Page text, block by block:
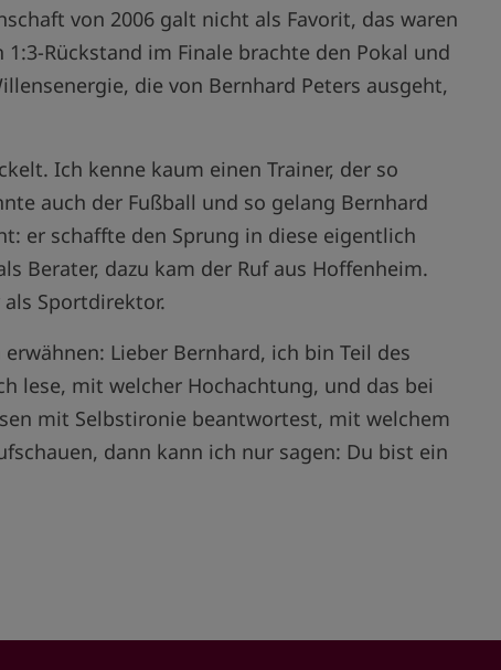
von 2006 galt nicht als Favorit, das waren
Rückstand im Finale brachte den Pokal und
die von Bernhard Peters ausgeht,
Ich kenne kaum einen Trainer, der so
auch der Fußball und so gelang Bernhard
er schaffte den Sprung in diese eigentlich
Berater, dazu kam der Ruf aus Hoffenheim.
Sportdirektor.
Lieber Bernhard, ich bin Teil des
lese, mit welcher Hochachtung, und das bei
mit Selbstironie beantwortest, mit welchem
dann kann ich nur sagen: Du bist ein